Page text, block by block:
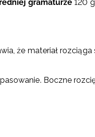
gramaturze 120
że materiał
Boczne